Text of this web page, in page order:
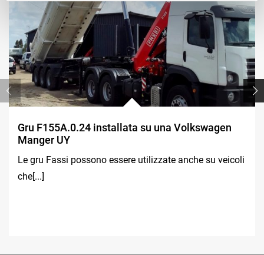
Gru F155A.0.24 installata su una Volkswagen
Manger UY
Le gru Fassi possono essere utilizzate anche su veicoli
che[...]